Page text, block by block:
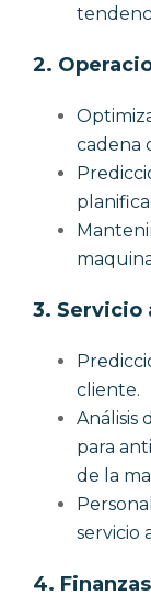
2.
cadena
3. Servicio
cliente.
Análisis
para
de la
servicio
4.